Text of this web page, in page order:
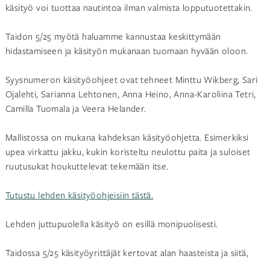
käsityö voi tuottaa nautintoa ilman valmista lopputuotettakin.
Taidon 5/25 myötä haluamme kannustaa keskittymään
hidastamiseen ja käsityön mukanaan tuomaan hyvään oloon.
Syysnumeron käsityöohjeet ovat tehneet Minttu Wikberg, Sari
Ojalehti, Sarianna Lehtonen, Anna Heino, Anna-Karoliina Tetri,
Camilla Tuomala ja Veera Helander.
Mallistossa on mukana kahdeksan käsityöohjetta. Esimerkiksi
upea virkattu jakku, kukin koristeltu neulottu paita ja suloiset
ruutusukat houkuttelevat tekemään itse.
Tutustu lehden käsityöohjeisiin tästä.
Lehden juttupuolella käsityö on esillä monipuolisesti.
Taidossa 5/25 käsityöyrittäjät kertovat alan haasteista ja siitä,